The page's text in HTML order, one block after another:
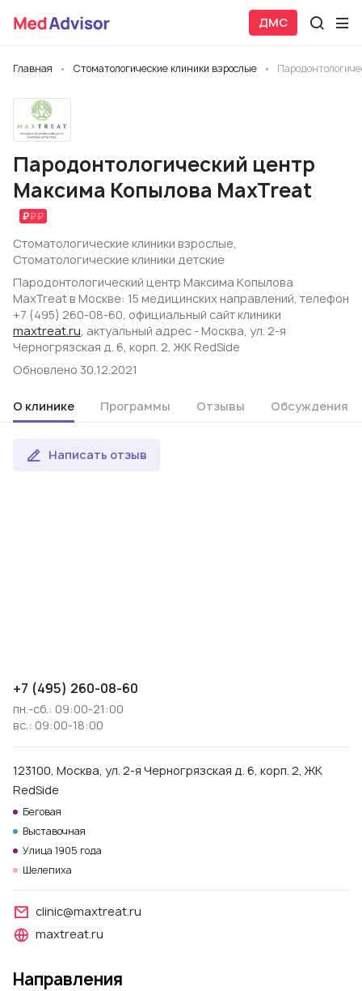
ДМС
Главная Стоматологические клиники взрослые
Пародонтологический центр
Максима Копылова MaxTreat
Стоматологические клиники взрослые,
Стоматологические клиники детские
Пародонтологический центр Максима Копылова
MaxTreat в Москве: 15 медицинских направлений, телефон
+7 (495) 260-08-60, официальный сайт клиники
maxtreat.ru, актуальный адрес - Москва, ул. 2-я
Черногрязская д. 6, корп. 2, ЖК RedSide
Обновлено 30.12.2021
О клинике Программы Отзывы Обсуждения
Написать отзыв
+7 (495) 260-08-60
пн.-сб.: 09:00-21:00
вс.: 09:00-18:00
123100, Москва, ул. 2-я Черногрязская д. 6, корп. 2, ЖК
RedSide
Беговая
Выставочная
Улица 1905 года
Шелепиха
clinic@maxtreat.ru
maxtreat.ru
Направления